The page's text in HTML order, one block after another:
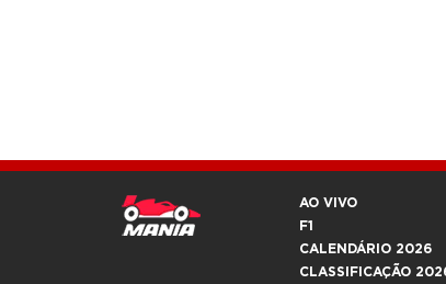
AO VIVO
F1
CALENDÁRIO 2026
CLASSIFICAÇÃO